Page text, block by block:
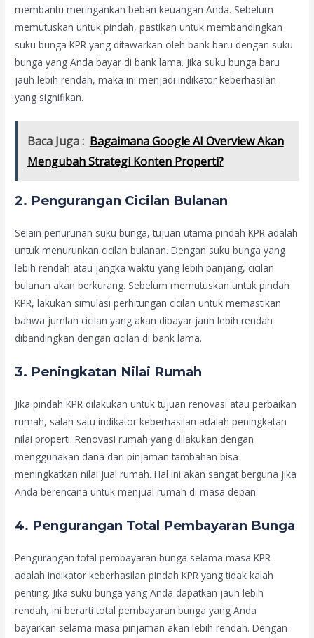
membantu meringankan beban keuangan Anda. Sebelum
memutuskan untuk pindah, pastikan untuk membandingkan
suku bunga KPR yang ditawarkan oleh bank baru dengan suku
bunga yang Anda bayar di bank lama. Jika suku bunga baru
jauh lebih rendah, maka ini menjadi indikator keberhasilan
yang signifikan.
Baca Juga : Bagaimana Google AI Overview Akan
Mengubah Strategi Konten Properti?
2. Pengurangan Cicilan Bulanan
Selain penurunan suku bunga, tujuan utama pindah KPR adalah
untuk menurunkan cicilan bulanan. Dengan suku bunga yang
lebih rendah atau jangka waktu yang lebih panjang, cicilan
bulanan akan berkurang. Sebelum memutuskan untuk pindah
KPR, lakukan simulasi perhitungan cicilan untuk memastikan
bahwa jumlah cicilan yang akan dibayar jauh lebih rendah
dibandingkan dengan cicilan di bank lama.
3. Peningkatan Nilai Rumah
Jika pindah KPR dilakukan untuk tujuan renovasi atau perbaikan
rumah, salah satu indikator keberhasilan adalah peningkatan
nilai properti. Renovasi rumah yang dilakukan dengan
menggunakan dana dari pinjaman tambahan bisa
meningkatkan nilai jual rumah. Hal ini akan sangat berguna jika
Anda berencana untuk menjual rumah di masa depan.
4. Pengurangan Total Pembayaran Bunga
Pengurangan total pembayaran bunga selama masa KPR
adalah indikator keberhasilan pindah KPR yang tidak kalah
penting. Jika suku bunga yang Anda dapatkan jauh lebih
rendah, ini berarti total pembayaran bunga yang Anda
bayarkan selama masa pinjaman akan lebih rendah. Dengan